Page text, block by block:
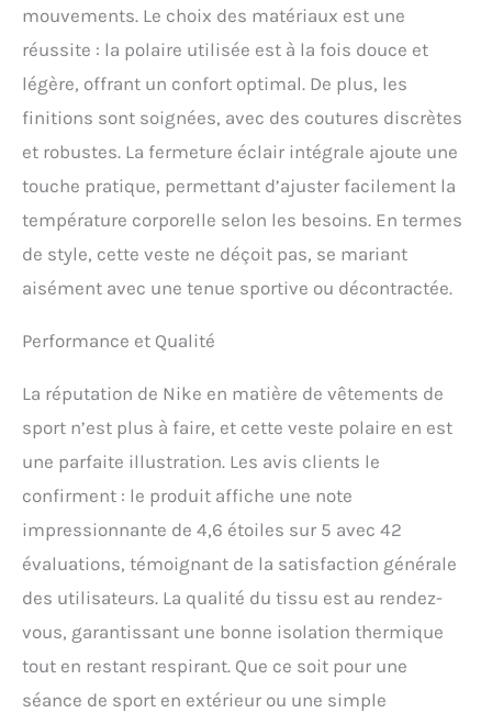
mouvements. Le choix des matériaux est une
réussite : la polaire utilisée est à la fois douce et
légère, offrant un confort optimal. De plus, les
finitions sont soignées, avec des coutures discrètes
et robustes. La fermeture éclair intégrale ajoute une
touche pratique, permettant d’ajuster facilement la
température corporelle selon les besoins. En termes
de style, cette veste ne déçoit pas, se mariant
aisément avec une tenue sportive ou décontractée.
Performance et Qualité
La réputation de Nike en matière de vêtements de
sport n’est plus à faire, et cette veste polaire en est
une parfaite illustration. Les avis clients le
confirment : le produit affiche une note
impressionnante de 4,6 étoiles sur 5 avec 42
évaluations, témoignant de la satisfaction générale
des utilisateurs. La qualité du tissu est au rendez-
vous, garantissant une bonne isolation thermique
tout en restant respirant. Que ce soit pour une
séance de sport en extérieur ou une simple